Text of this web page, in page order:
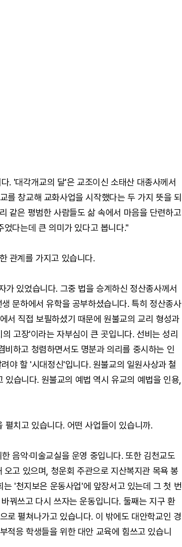
. '대각개교의 달'은 교조이신 소태산 대종사께서
를 창교해 교화사업을 시작했다는 두 가지 뜻을 되
같은 평범한 사람들도 삶 속에서 마음을 단련하고
다는데 큰 의미가 있다고 봅니다."
관계를 가지고 있습니다.
있었습니다. 그중 법을 승계하신 정산종사께서
문하에서 유학을 공부하셨습니다. 특히 정산종사
서 직접 보필하셨기 때문에 원불교의 교리 형성과
고장'이라는 자부심이 큰 곳입니다. 선비는 성리
하고 청렴하면서도 명분과 의리를 중시하는 인
야 할 '시대정신'입니다. 원불교의 일원사상과 철
있습니다. 원불교의 예법 역시 유교의 예법을 인용,
치고 있습니다. 어떤 사업들이 있습니까.
음악·미술교실을 운영 중입니다. 또한 김천교도
고 있으며, 청운회 주관으로 지산복지관 목욕 봉
'천지보은 운동사업'에 앞장서고 있는데 그 첫 번
꿔쓰고 다시 쓰자는 운동입니다. 둘째는 지구 환
로 펼쳐나가고 있습니다. 이 밖에도 대안학교인 경
적응 학생들을 위한 대안 교육에 힘쓰고 있습니